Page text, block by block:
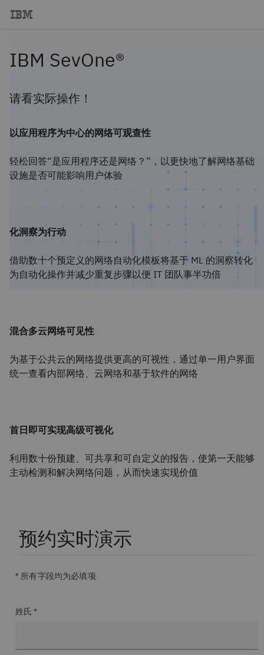
IBM SevOne®
请看实际操作！
以应用程序为中心的网络可观查性
轻松回答“是应用程序还是网络？”，以更快地了解网络基础
设施是否可能影响用户体验
化洞察为行动
借助数十个预定义的网络自动化模板将基于 ML 的洞察转化
为自动化操作并减少重复步骤以便 IT 团队事半功倍
混合多云网络可见性
为基于公共云的网络提供更高的可视性，通过单一用户界面
统一查看内部网络、云网络和基于软件的网络
首日即可实现高级可视化
利用数十份预建、可共享和可自定义的报告，使第一天能够
主动检测和解决网络问题，从而快速实现价值
预约实时演示
* 所有字段均为必填项
姓氏 *